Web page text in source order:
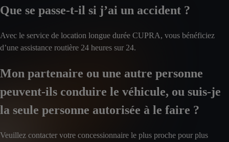
Que se passe-t-il si j’ai un accident ?
Avec le service de location longue durée CUPRA, vous bénéficiez
d’une assistance routière 24 heures sur 24.
Mon partenaire ou une autre personne
peuvent-ils conduire le véhicule, ou suis-je
la seule personne autorisée à le faire ?
Veuillez contacter votre concessionnaire le plus proche pour plus